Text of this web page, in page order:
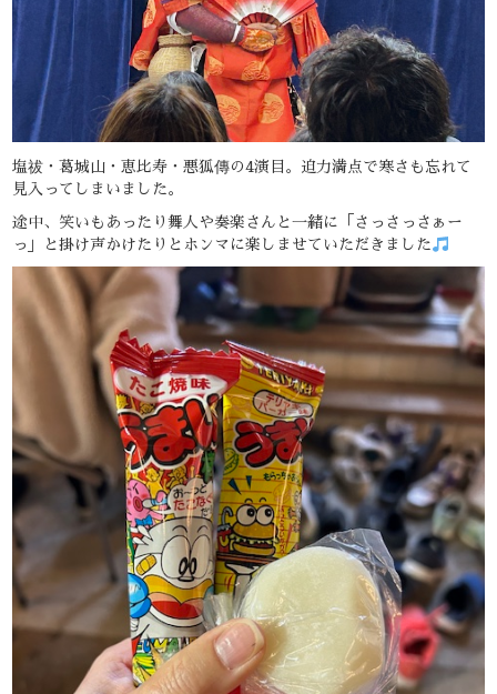
塩祓・葛城山・恵比寿・悪狐傳の4演目。迫力満点で寒さも忘れて
見入ってしまいました。
途中、笑いもあったり舞人や奏楽さんと一緒に「さっさっさぁー
っ」と掛け声かけたりとホンマに楽しませていただきました